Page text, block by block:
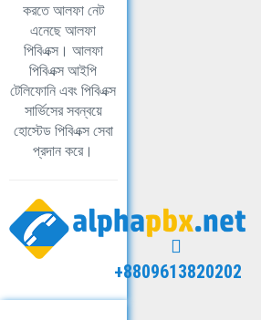
করতে আলফা নেট
এনেছে আলফা
পিবিএক্স। আলফা
পিবিএক্স আইপি
টেলিফোনি এবং পিবিএক্স
সার্ভিসের সবন্বয়ে
হোস্টেড পিবিএক্স সেবা
প্রদান করে।
+8809613820202